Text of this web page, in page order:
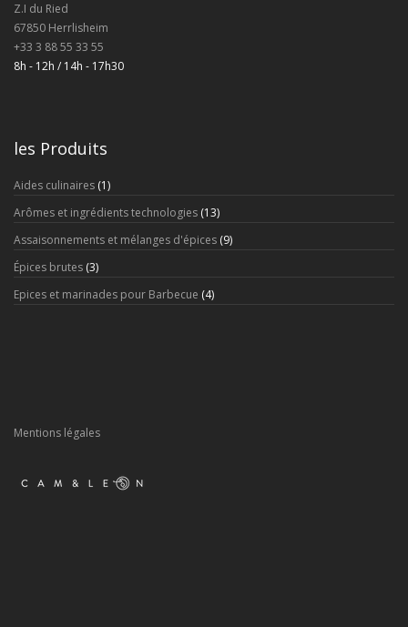
Z.I du Ried
67850 Herrlisheim
+33 3 88 55 33 55
8h - 12h / 14h - 17h30
les Produits
Aides culinaires (1)
Arômes et ingrédients technologies (13)
Assaisonnements et mélanges d'épices (9)
Épices brutes (3)
Epices et marinades pour Barbecue (4)
Mentions légales